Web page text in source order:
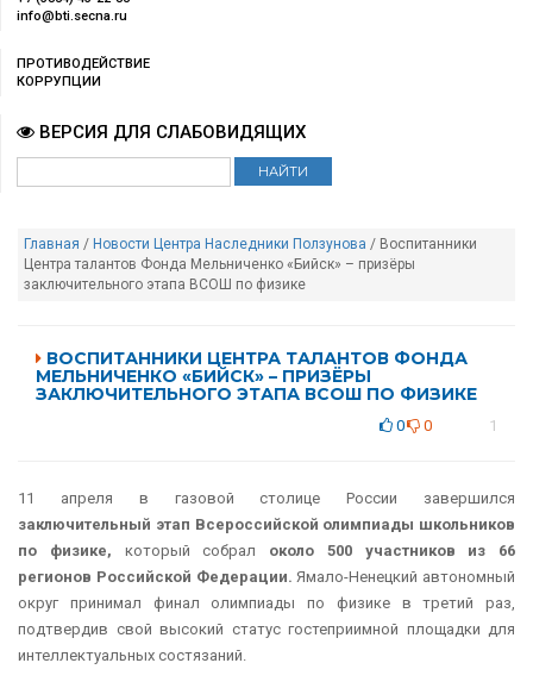
info@bti.secna.ru
ПРОТИВОДЕЙСТВИЕ
КОРРУПЦИИ
ВЕРСИЯ ДЛЯ СЛАБОВИДЯЩИХ
Главная / Новости Центра Наследники Ползунова / Воспитанники
Центра талантов Фонда Мельниченко «Бийск» – призёры
заключительного этапа ВСОШ по физике
ВОСПИТАННИКИ ЦЕНТРА ТАЛАНТОВ ФОНДА
МЕЛЬНИЧЕНКО «БИЙСК» – ПРИЗЁРЫ
ЗАКЛЮЧИТЕЛЬНОГО ЭТАПА ВСОШ ПО ФИЗИКЕ
0 0 1
11 апреля в газовой столице России завершился
заключительный этап Всероссийской олимпиады школьников
по физике, который собрал около 500 участников из 66
регионов Российской Федерации. Ямало-Ненецкий автономный
округ принимал финал олимпиады по физике в третий раз,
подтвердив свой высокий статус гостеприимной площадки для
интеллектуальных состязаний.